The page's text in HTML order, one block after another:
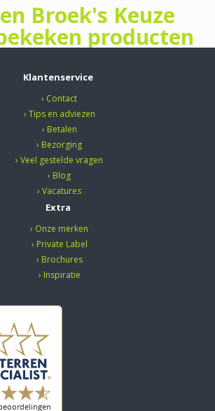
Broek's Keuze
producten
Klantenservice
Contact
Tips en adviezen
Betalen
Bezorging
Veel gestelde vragen
Blog
Vacatures
Extra
Onze merken
Private Label
Brochures
Inspiratie